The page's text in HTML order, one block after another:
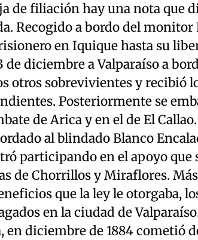
de filiación hay una nota que
Recogido a bordo del monitor
en Iquique hasta su
de diciembre a Valparaíso a
otros sobrevivientes y recibió
Posteriormente se
de Arica y en el de El
al blindado Blanco
participando en el apoyo
de Chorrillos y Miraflores.
que la ley le otorgaba,
en la ciudad de
en diciembre de 1884 cometió